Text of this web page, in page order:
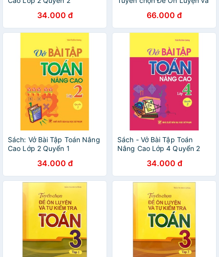
34.000 đ 66.000 đ
Sách: Vở Bài Tập Toán Nâng
Cao Lớp 2 Quyển 1
34.000 đ
Sách - Vở Bài Tập Toán
Nâng Cao Lớp 4 Quyển 2
34.000 đ